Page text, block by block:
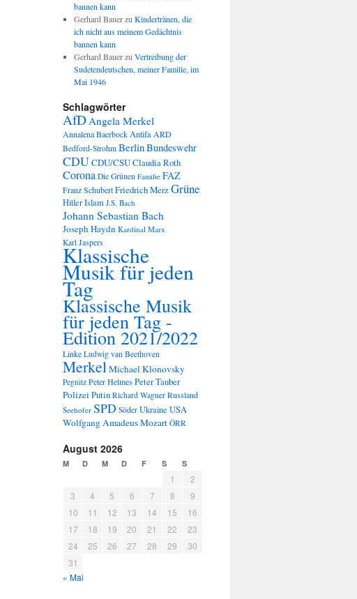
bannen kann
Gerhard Bauerzu Kindertränen, die
ich nicht aus meinem Gedächtnis
bannen kann
Gerhard Bauerzu Vertreibung der
Sudetendeutschen, meiner Familie, im
Mai 1946
Schlagwörter
AfDAngela Merkel
Annalena BaerbockAntifa ARD
Bedford-Strohm BerlinBundeswehr
CDUCDU/CSUClaudia Roth
Corona Die Grünen Familie FAZ
Franz SchubertFriedrich MerzGrüne
HitlerIslam J.S. Bach
Johann Sebastian Bach
Joseph Haydn Kardinal Marx
Karl Jaspers
Klassische
Musik für jeden
Tag
Klassische Musik
für jeden Tag -
Edition 2021/2022
Linke Ludwig van Beethoven
MerkelMichael Klonovsky
Pegnitz Peter HelmesPeter Tauber
PolizeiPutin Richard Wagner Russland
Seehofer SPD Söder Ukraine USA
Wolfgang Amadeus Mozart ÖRR
August 2026
M D M D F S S
1
2
3
4 5 6 7 8
9
10
11 12 13 14 15
16
17
18 19 20 21 22
23
24
25 26 27 28 29
30
31
« Mai